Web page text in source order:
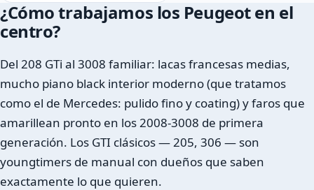
¿Cómo trabajamos los Peugeot en el
centro?
Del 208 GTi al 3008 familiar: lacas francesas medias,
mucho piano black interior moderno (que tratamos
como el de Mercedes: pulido fino y coating) y faros que
amarillean pronto en los 2008-3008 de primera
generación. Los GTI clásicos — 205, 306 — son
youngtimers de manual con dueños que saben
exactamente lo que quieren.